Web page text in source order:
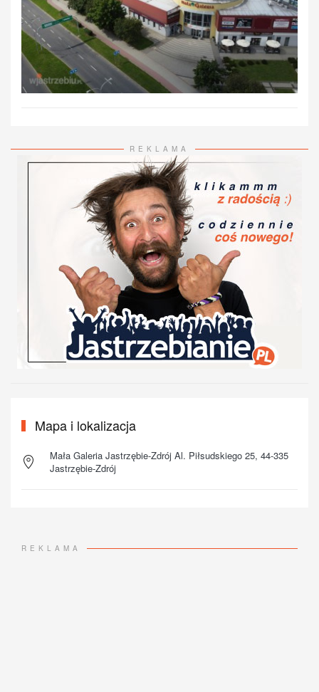
REKLAMA
Mapa i lokalizacja
Mała Galeria Jastrzębie-Zdrój Al. Piłsudskiego 25, 44-335
Jastrzębie-Zdrój
REKLAMA